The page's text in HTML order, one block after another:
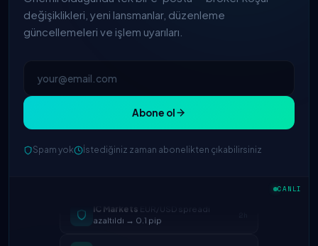
değişiklikleri, yeni lansmanlar, düzenleme
güncellemeleri ve işlem uyarıları.
Abone ol
Spam yok İstediğiniz zaman abonelikten çıkabilirsiniz
CANLI
azaltıldı → 0.1 pip